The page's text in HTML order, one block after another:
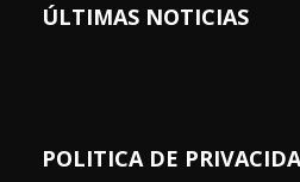
ÚLTIMAS NOTICIAS
POLITICA DE